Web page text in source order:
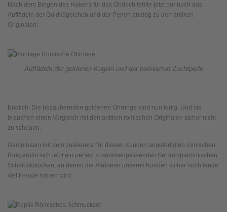
Nach dem Biegen des Hakens für das Ohrloch fehlte jetzt nur noch das
Auffädeln der Goldkügelchen und der Perlen analog zu den antiken
Originalen:
Auffädeln der goldenen Kugeln und der patinierten Zuchtperle
Endlich: Die bezaubernden goldenen Ohrringe sind nun fertig. Und sie
brauchen einen Vergleich mit den antiken römischen Originalen sicher nicht
zu scheuen.
Gemeinsam mit dem zuallererst für diesen Kunden angefertigten römischen
Ring ergibt sich jetzt ein perfekt zusammenpassendes Set an spätrömischen
Schmuckstücken, an denen die Partnerin unseres Kunden sicher noch lange
viel Freude haben wird: